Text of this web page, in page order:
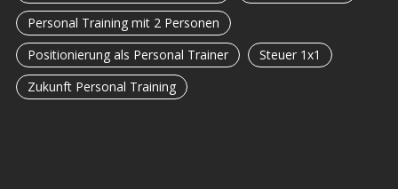
Personal Training mit 2 Personen
Positionierung als Personal Trainer
Steuer 1x1
Zukunft Personal Training